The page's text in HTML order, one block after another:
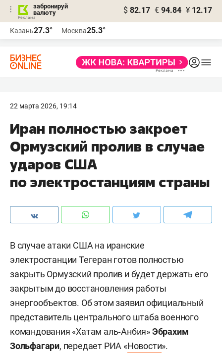
забронируй
валюту
$ 82.17 € 94.84 ¥ 12.17
Казань27.3° Москва25.3°
22 марта 2026, 19:14
Иран полностью закроет
Ормузский пролив в случае
ударов США
по электростанциям страны
В случае атаки США на иранские
электростанции Тегеран готов полностью
закрыть Ормузский пролив и будет держать его
закрытым до восстановления работы
энергообъектов. Об этом заявил официальный
представитель центрального штаба военного
командования «Хатам аль‑Анбия»Эбрахим
Зольфагари, передает РИА «Новости».